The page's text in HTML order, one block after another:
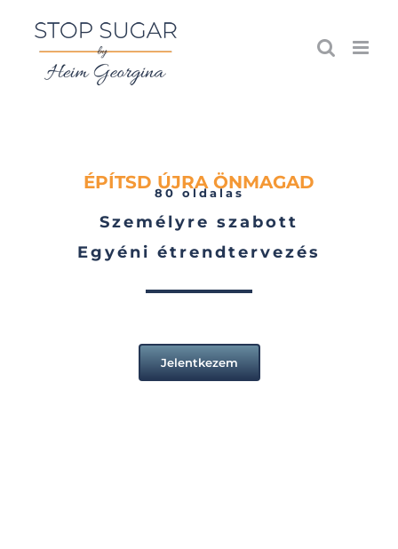
ÉPÍTSD ÚJRA ÖNMAGAD
80 oldalas
Személyre szabott
Egyéni étrendtervezés
Jelentkezem